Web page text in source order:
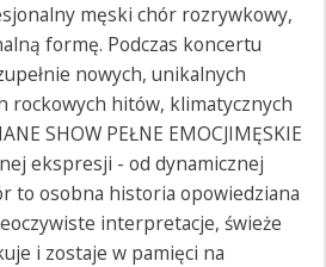
męski chór rozrywkowy,
formę. Podczas koncertu
nowych, unikalnych
rockowych hitów, klimatycznych
SHOW PEŁNE EMOCJIMĘSKIE
ekspresji - od dynamicznej
to osobna historia opowiedziana
interpretacje, świeże
i zostaje w pamięci na